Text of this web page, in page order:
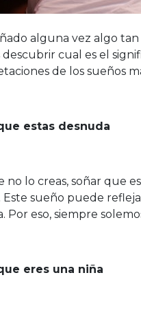
alguna vez algo
cual es el
de los sueños
estas desnuda
no lo creas, soñar que
sueño puede
Por eso, siempre
eres una niña